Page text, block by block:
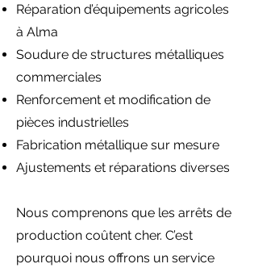
Réparation d’équipements agricoles
à Alma
Soudure de structures métalliques
commerciales
Renforcement et modification de
pièces industrielles
Fabrication métallique sur mesure
Ajustements et réparations diverses
Nous comprenons que les arrêts de
production coûtent cher. C’est
pourquoi nous offrons un service